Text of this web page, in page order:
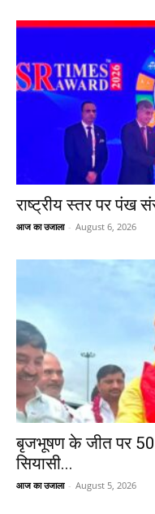
राष्ट्रीय स्तर पर पंख
आज का उजाला - August 6, 2026
बृजभूषण के जीत पर 50
सियासी...
आज का उजाला - August 5, 2026